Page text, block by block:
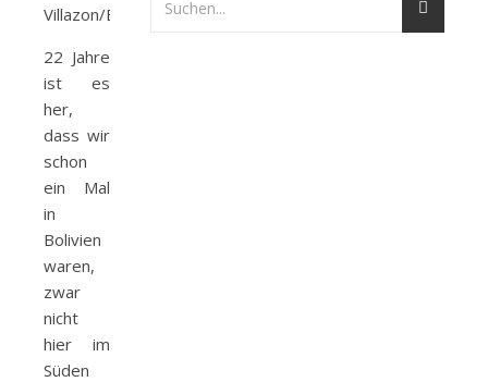
Villazon/Bolivien.
22 Jahre
ist es
her,
dass wir
schon
ein Mal
in
Bolivien
waren,
zwar
nicht
hier im
Süden